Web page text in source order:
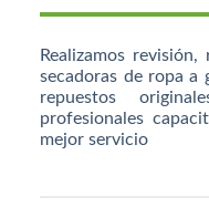
Realizamos
secadoras de ropa a
repuestos
profesionales
mejor servicio